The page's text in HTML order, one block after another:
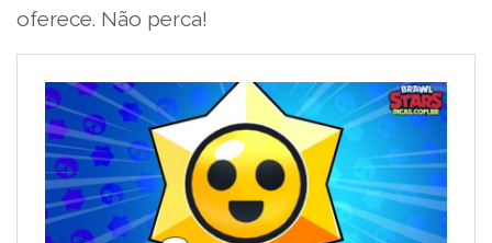
oferece. Não perca!